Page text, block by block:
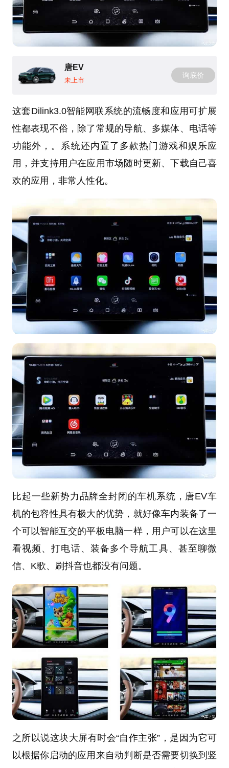
唐EV
未上市
询底价
这套Dilink3.0智能网联系统的流畅度和应用可扩展
性都表现不俗，除了常规的导航、多媒体、电话等
功能外，。系统还内置了多款热门游戏和娱乐应
用，并支持用户在应用市场随时更新、下载自己喜
欢的应用，非常人性化。
比起一些新势力品牌全封闭的车机系统，唐EV车
机的包容性具有极大的优势，就好像车内装备了一
个可以智能互交的平板电脑一样，用户可以在这里
看视频、打电话、装备多个导航工具、甚至聊微
信、K歌、刷抖音也都没有问题。
之所以说这块大屏有时会“自作主张”，是因为它可
以根据你启动的应用来自动判断是否需要切换到竖